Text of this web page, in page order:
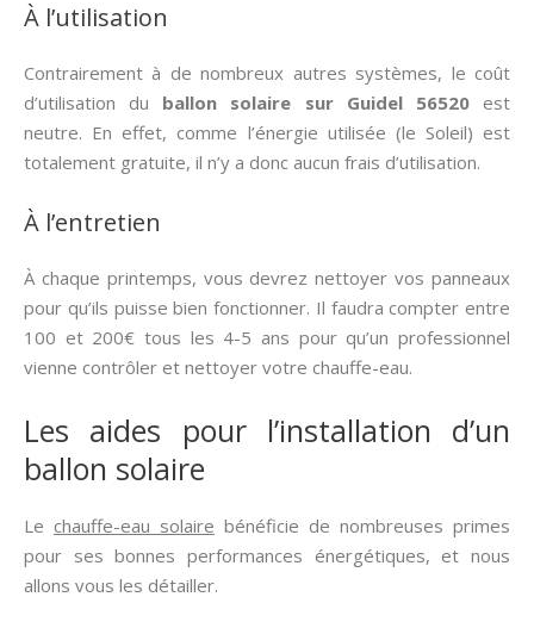
À l’utilisation
Contrairement à de nombreux autres systèmes, le coût
d’utilisation du ballon solaire sur Guidel 56520est
neutre. En effet, comme l’énergie utilisée (le Soleil) est
totalement gratuite, il n’y a donc aucun frais d’utilisation.
À l’entretien
À chaque printemps, vous devrez nettoyer vos panneaux
pour qu’ils puisse bien fonctionner. Il faudra compter entre
100 et 200€ tous les 4-5 ans pour qu’un professionnel
vienne contrôler et nettoyer votre chauffe-eau.
Les aides pour l’installation d’un
ballon solaire
Le chauffe-eau solaire bénéficie de nombreuses primes
pour ses bonnes performances énergétiques, et nous
allons vous les détailler.